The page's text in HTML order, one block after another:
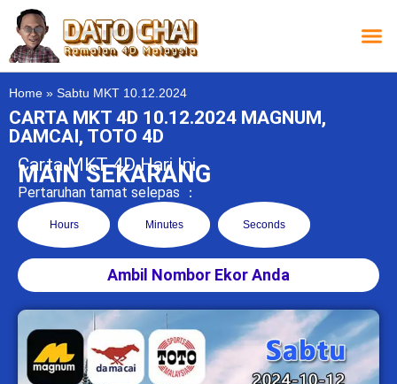
Home » Sabtu MKT 10.12.2024
CARTA MKT 4D 10.12.2024 MAGNUM,
DAMCAI, TOTO 4D
Carta MKT 4D Hari Ini
MAIN SEKARANG
Pertaruhan tamat selepas ：
Hours Minutes Seconds
Ambil Nombor Ekor Anda